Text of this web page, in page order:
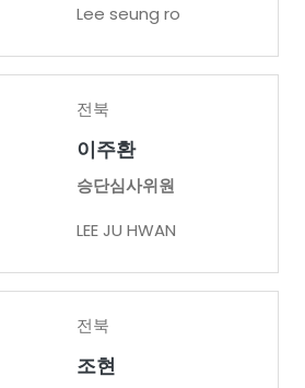
Lee seung ro
전북
이주환
승단심사위원
LEE JU HWAN
전북
조현